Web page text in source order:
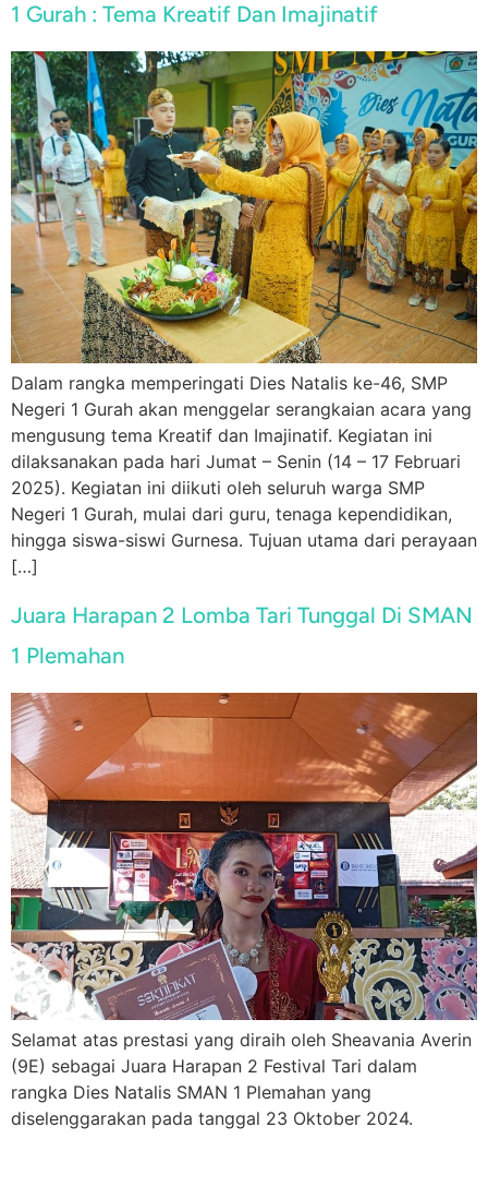
1 Gurah : Tema Kreatif Dan Imajinatif
Dalam rangka memperingati Dies Natalis ke-46, SMP
Negeri 1 Gurah akan menggelar serangkaian acara yang
mengusung tema Kreatif dan Imajinatif. Kegiatan ini
dilaksanakan pada hari Jumat – Senin (14 – 17 Februari
2025). Kegiatan ini diikuti oleh seluruh warga SMP
Negeri 1 Gurah, mulai dari guru, tenaga kependidikan,
hingga siswa-siswi Gurnesa. Tujuan utama dari perayaan
[…]
Juara Harapan 2 Lomba Tari Tunggal Di SMAN
1 Plemahan
Selamat atas prestasi yang diraih oleh Sheavania Averin
(9E) sebagai Juara Harapan 2 Festival Tari dalam
rangka Dies Natalis SMAN 1 Plemahan yang
diselenggarakan pada tanggal 23 Oktober 2024.